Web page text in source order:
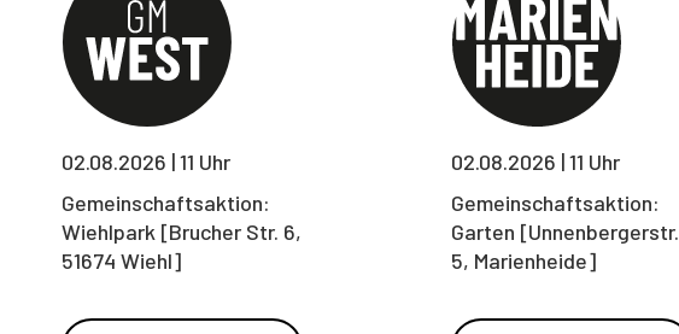
02.08.2026 | 11 Uhr
Gemeinschaftsaktion:
Wiehlpark [Brucher Str. 6,
51674 Wiehl]
02.08.2026 | 11 Uhr
Gemeinschaftsaktion:
Garten [Unnenbergerstr.
5, Marienheide]